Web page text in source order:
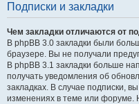
Подписки и закладки
Чем закладки отличаются от
В phpBB 3.0 закладки были
браузере. Вы не получали
В phpBB 3.1 закладки больше
получать уведомления об
закладках. В случае подписки,
изменениях в теме или форуме.